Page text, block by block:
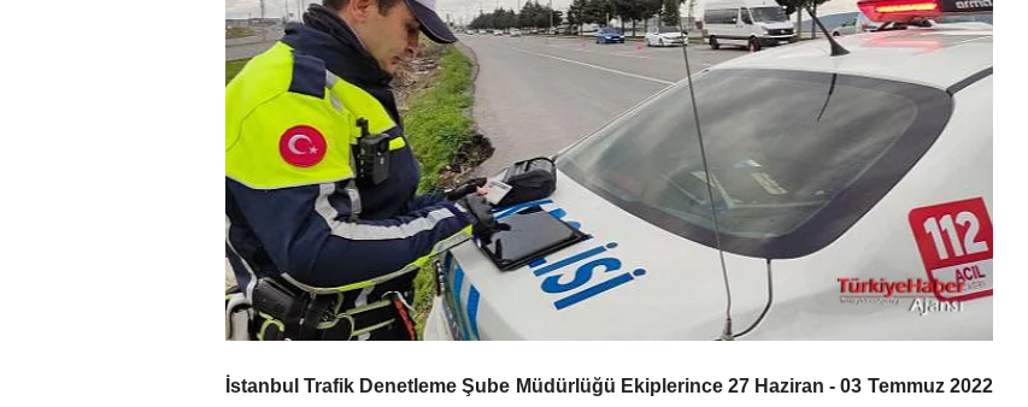
İstanbul Trafik Denetleme Şube Müdürlüğü Ekiplerince 27 Haziran - 03 Temmuz 2022